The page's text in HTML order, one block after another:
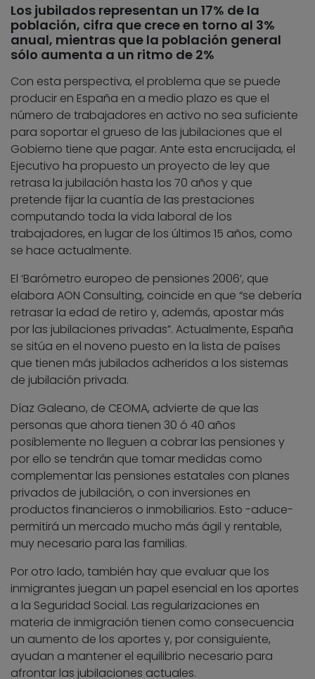
Los jubilados representan un 17% de la
población, cifra que crece en torno al 3%
anual, mientras que la población general
sólo aumenta a un ritmo de 2%
Con esta perspectiva, el problema que se puede
producir en España en a medio plazo es que el
número de trabajadores en activo no sea suficiente
para soportar el grueso de las jubilaciones que el
Gobierno tiene que pagar. Ante esta encrucijada, el
Ejecutivo ha propuesto un proyecto de ley que
retrasa la jubilación hasta los 70 años y que
pretende fijar la cuantía de las prestaciones
computando toda la vida laboral de los
trabajadores, en lugar de los últimos 15 años, como
se hace actualmente.
El ‘Barómetro europeo de pensiones 2006’, que
elabora AON Consulting, coincide en que “se debería
retrasar la edad de retiro y, además, apostar más
por las jubilaciones privadas”. Actualmente, España
se sitúa en el noveno puesto en la lista de países
que tienen más jubilados adheridos a los sistemas
de jubilación privada.
Díaz Galeano, de CEOMA, advierte de que las
personas que ahora tienen 30 ó 40 años
posiblemente no lleguen a cobrar las pensiones y
por ello se tendrán que tomar medidas como
complementar las pensiones estatales con planes
privados de jubilación, o con inversiones en
productos financieros o inmobiliarios. Esto -aduce-
permitirá un mercado mucho más ágil y rentable,
muy necesario para las familias.
Por otro lado, también hay que evaluar que los
inmigrantes juegan un papel esencial en los aportes
a la Seguridad Social. Las regularizaciones en
materia de inmigración tienen como consecuencia
un aumento de los aportes y, por consiguiente,
ayudan a mantener el equilibrio necesario para
afrontar las jubilaciones actuales.